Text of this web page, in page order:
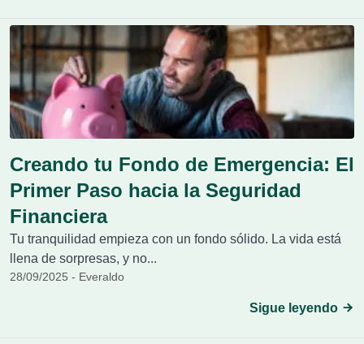
Creando tu Fondo de Emergencia: El
Primer Paso hacia la Seguridad
Financiera
Tu tranquilidad empieza con un fondo sólido. La vida está
llena de sorpresas, y no...
28/09/2025 - Everaldo
Sigue leyendo